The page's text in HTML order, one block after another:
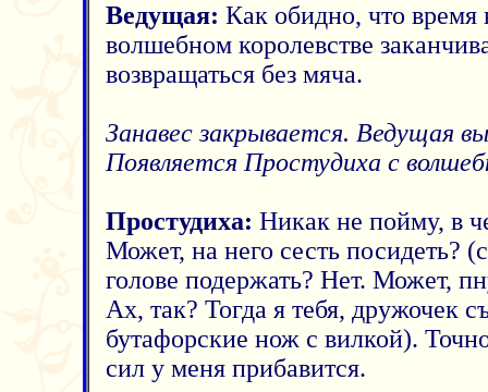
Ведущая: Как обидно, что
волшебном королевстве
возвращаться без мяча.
Занавес закрывается. Ведущая
Появляется Простудиха с
Простудиха: Никак не пойму, в
Может, на него сесть посидеть?
голове подержать? Нет. Может,
Ах, так? Тогда я тебя, дружочек
бутафорские нож с вилкой).
сил у меня прибавится.